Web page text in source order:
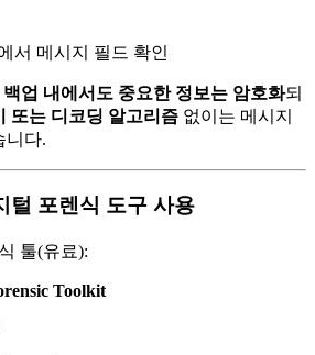
서 메시지 필드 확인
백업 내에서도 중요한 정보는 암호화되
또는 디코딩 알고리즘 없이는 메시지
니다.
털 포렌식 도구 사용
툴(유료):
Toolkit